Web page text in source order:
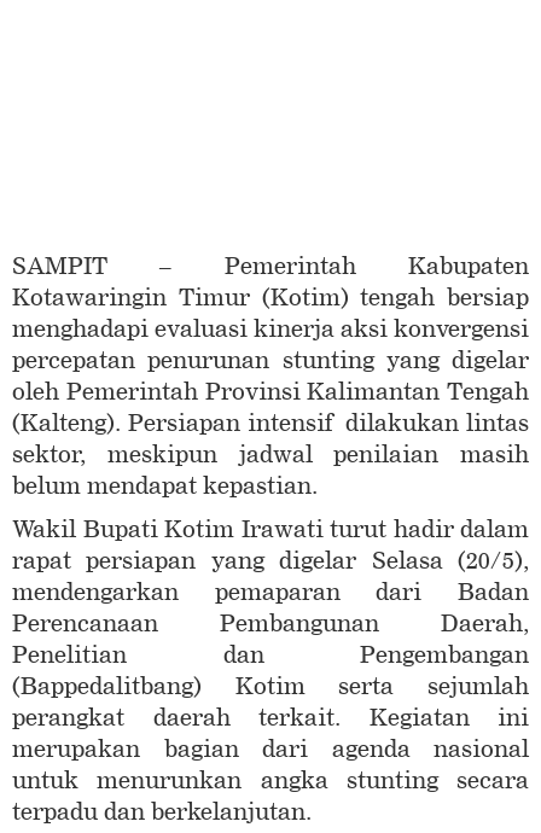
SAMPIT – Pemerintah Kabupaten
Kotawaringin Timur (Kotim) tengah bersiap
menghadapi evaluasi kinerja aksi konvergensi
percepatan penurunan stunting yang digelar
oleh Pemerintah Provinsi Kalimantan Tengah
(Kalteng). Persiapan intensif dilakukan lintas
sektor, meskipun jadwal penilaian masih
belum mendapat kepastian.
Wakil Bupati Kotim Irawati turut hadir dalam
rapat persiapan yang digelar Selasa (20/5),
mendengarkan pemaparan dari Badan
Perencanaan Pembangunan Daerah,
Penelitian dan Pengembangan
(Bappedalitbang) Kotim serta sejumlah
perangkat daerah terkait. Kegiatan ini
merupakan bagian dari agenda nasional
untuk menurunkan angka stunting secara
terpadu dan berkelanjutan.